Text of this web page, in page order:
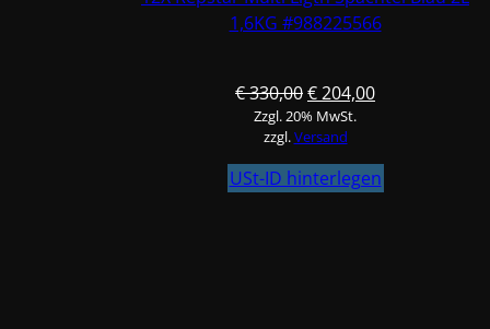
1,6KG #988225566
€330,00Ursprünglicher
Preis
war:
€ 330,00
€204,00Aktueller
€ 204,00.
Zzgl. 20% MwSt.
zzgl.Versand
USt-ID hinterlegen